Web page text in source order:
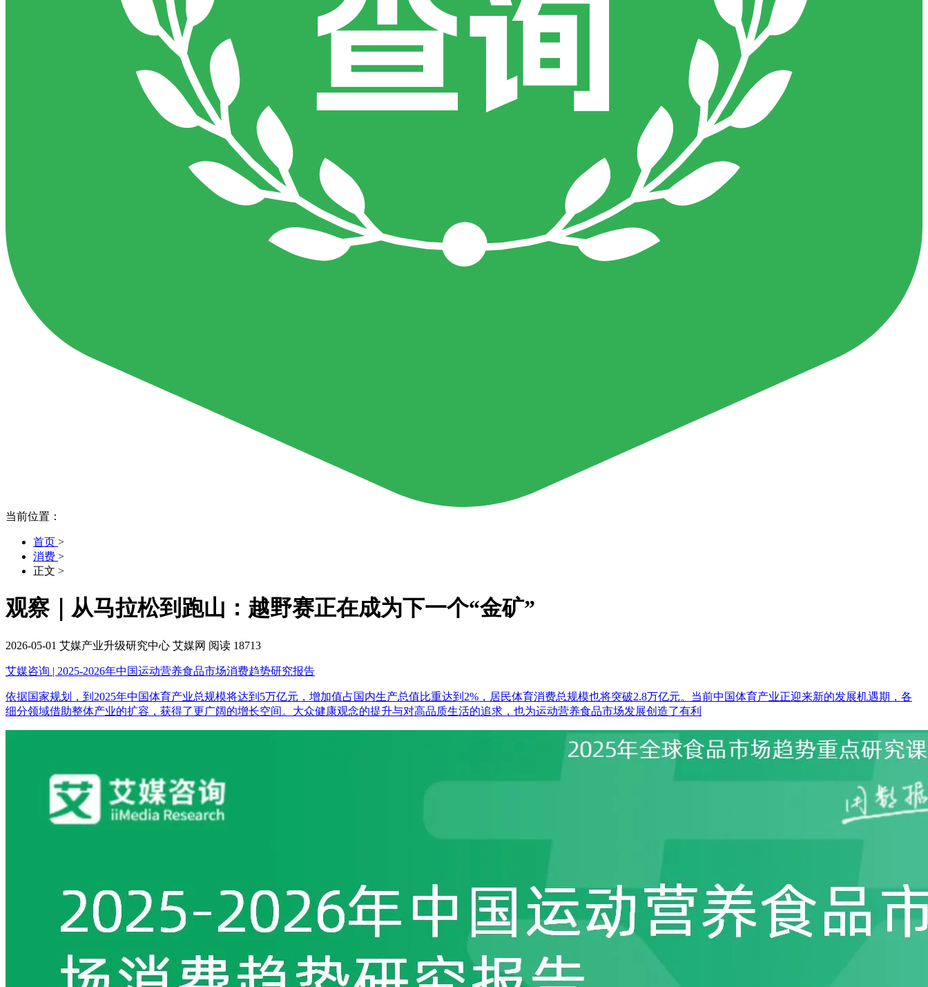
当前位置：
首页 >
消费 >
正文 >
观察｜从马拉松到跑山：越野赛正在成为下一个“金矿”
2026-05-01 艾媒产业升级研究中心 艾媒网 阅读 18713
艾媒咨询 | 2025-2026年中国运动营养食品市场消费趋势研究报告
依据国家规划，到2025年中国体育产业总规模将达到5万亿元，增加值占国内生产总值比重达到2%，居民体育消费总规模也将突破2.8万亿元。当前中国体育产业正迎来新的发展机遇期，各
细分领域借助整体产业的扩容，获得了更广阔的增长空间。大众健康观念的提升与对高品质生活的追求，也为运动营养食品市场发展创造了有利